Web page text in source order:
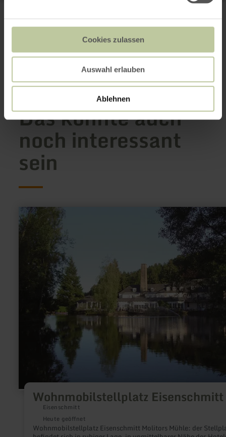
Cookies zulassen
Auswahl erlauben
Ablehnen
54516 Wittlich
in Karte anzeigen
Das könnte auch
noch interessant
sein
Wohnmobilstellplatz Eisenschmitt
Eisenschmitt
Heute geöffnet
Wohnmobilstellplatz Eisenschmitt Molitors Mühle: der
mehr
erfahren
zu:
Wohnmobilstellplatz
Eisenschmitt